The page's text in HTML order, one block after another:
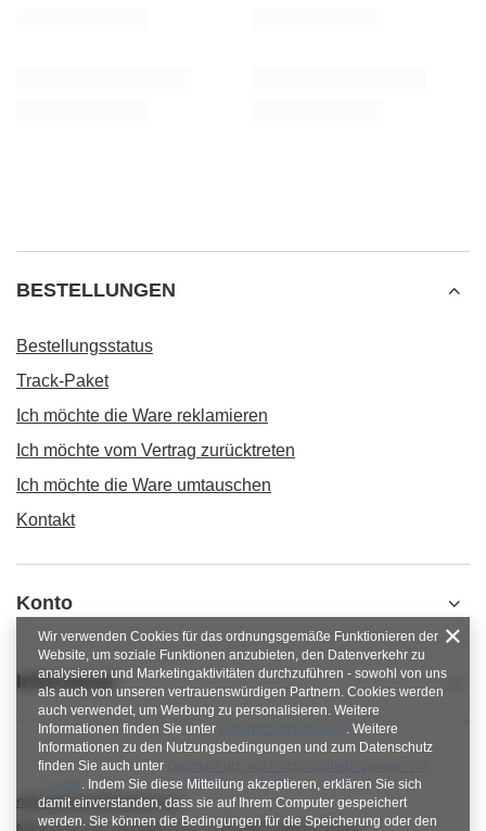
BESTELLUNGEN
Bestellungsstatus
Track-Paket
Ich möchte die Ware reklamieren
Ich möchte vom Vertrag zurücktreten
Ich möchte die Ware umtauschen
Kontakt
Konto
Informacje
nitkowelove@gmail.com
Wir verwenden Cookies für das ordnungsgemäße Funktionieren der
Website, um soziale Funktionen anzubieten, den Datenverkehr zu
analysieren und Marketingaktivitäten durchzuführen - sowohl von uns
als auch von unseren vertrauenswürdigen Partnern. Cookies werden
auch verwendet, um Werbung zu personalisieren. Weitere
Informationen finden Sie unter
. Weitere
Informationen zu den Nutzungsbedingungen und zum Datenschutz
finden Sie auch unter
. Indem Sie diese Mitteilung akzeptieren, erklären Sie sich
damit einverstanden, dass sie auf Ihrem Computer gespeichert
werden. Sie können die Bedingungen für die Speicherung oder den